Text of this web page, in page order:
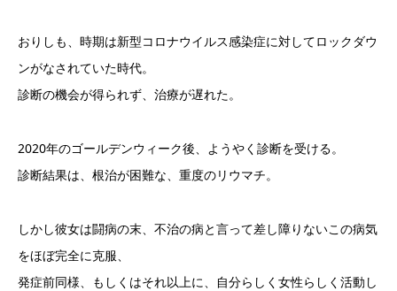
おりしも、時期は新型コロナウイルス感染症に対してロックダウ
ンがなされていた時代。
診断の機会が得られず、治療が遅れた。
2020年のゴールデンウィーク後、ようやく診断を受ける。
診断結果は、根治が困難な、重度のリウマチ。
しかし彼女は闘病の末、不治の病と言って差し障りないこの病気
をほぼ完全に克服、
発症前同様、もしくはそれ以上に、自分らしく女性らしく活動し